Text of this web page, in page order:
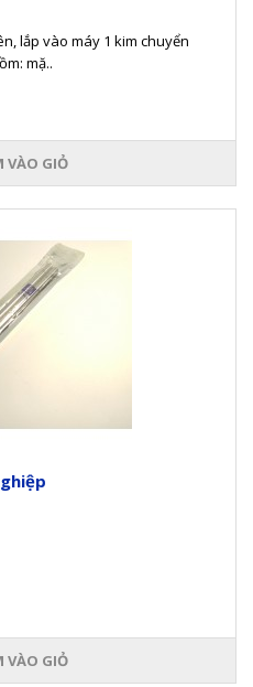
lắp vào máy 1 kim chuyển
mặ..
VÀO GIỎ
VÀO GIỎ